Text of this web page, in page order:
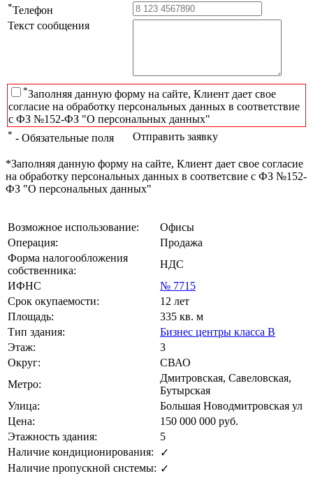
*Телефон
Текст сообщения
*Заполняя данную форму на сайте, Клиент дает свое
согласие на обработку персональных данных в соответствие
с ФЗ №152-ФЗ "О персональных данных"
* - Обязательные поля Отправить заявку
*Заполняя данную форму на сайте, Клиент дает свое согласие
на обработку персональных данных в соответсвие с ФЗ №152-
ФЗ "О персональных данных"
Возможное использование:
Офисы
Операция:
Продажа
Форма налогообложения
собственника:
НДС
ИФНС
№ 7715
Срок окупаемости:
12 лет
Площадь:
335 кв. м
Тип здания:
Бизнес центры класса B
Этаж:
3
Округ:
СВАО
Метро:
Дмитровская, Савеловская,
Бутырская
Улица:
Большая Новодмитровская ул
Цена:
150 000 000 руб.
Этажность здания:
5
Наличие кондиционирования:
✓
Наличие пропускной системы: ✓